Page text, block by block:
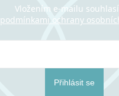
Vložením e-mailu
podmínkami ochrany
Přihlásit se